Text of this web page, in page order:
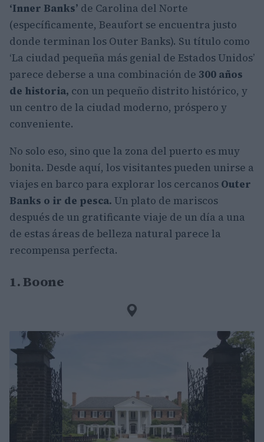
‘Inner Banks’ de Carolina del Norte
(específicamente, Beaufort se encuentra justo
donde terminan los Outer Banks). Su título como
‘La ciudad pequeña más genial de Estados Unidos’
parece deberse a una combinación de 300 años
de historia, con un pequeño distrito histórico, y
un centro de la ciudad moderno, próspero y
conveniente.
No solo eso, sino que la zona del puerto es muy
bonita. Desde aquí, los visitantes pueden unirse a
viajes en barco para explorar los cercanos Outer
Banks o ir de pesca. Un plato de mariscos
después de un gratificante viaje de un día a una
de estas áreas de belleza natural parece la
recompensa perfecta.
1. Boone